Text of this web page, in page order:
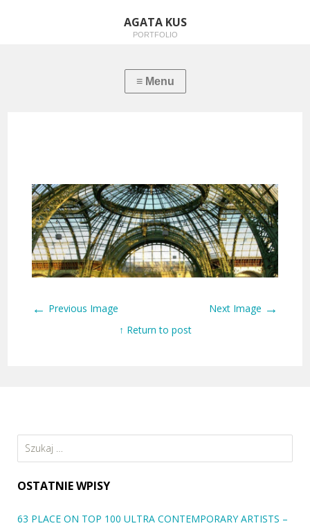
AGATA KUS
PORTFOLIO
← Previous Image Next Image →
↑ Return to post
Szukaj:
OSTATNIE WPISY
63 PLACE ON TOP 100 ULTRA CONTEMPORARY ARTISTS –